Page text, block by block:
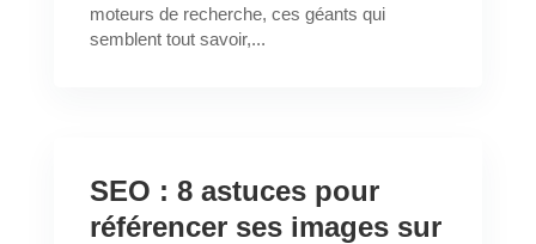
moteurs de recherche, ces géants qui
semblent tout savoir,...
SEO : 8 astuces pour
référencer ses images sur